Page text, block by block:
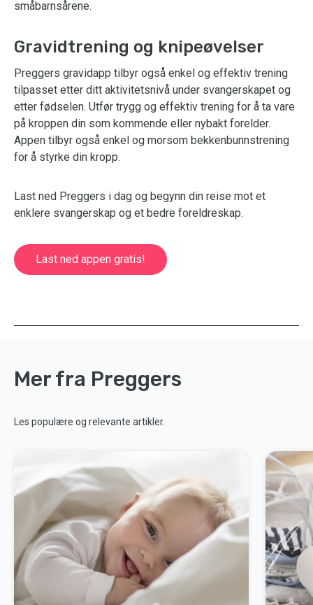
småbarnsårene.
Gravidtrening og knipeøvelser
Preggers gravidapp tilbyr også enkel og effektiv trening
tilpasset etter ditt aktivitetsnivå under svangerskapet og
etter fødselen. Utfør trygg og effektiv trening for å ta vare
på kroppen din som kommende eller nybakt forelder.
Appen tilbyr også enkel og morsom bekkenbunnstrening
for å styrke din kropp.
Last ned Preggers i dag og begynn din reise mot et
enklere svangerskap og et bedre foreldreskap.
Last ned appen gratis!
Mer fra Preggers
Les populære og relevante artikler.